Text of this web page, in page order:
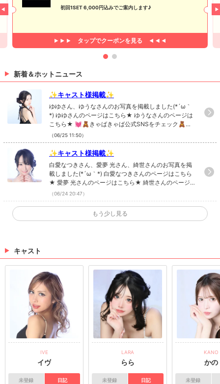
初回1SET 6,000円込みでご案内します♪
タップでクーポンを見る
新着＆ホットニュース
✨キャスト様掲載✨
ゆゆさん、ゆうなさんのお写真を掲載しました(*´ω｀
*) ゆゆさんのページはこちら★ ゆうなさんのページは
こちら★ 💓🧸きゃばきゃば公式SNSをチェック🧸💓
・TikTok ・Instagram ・Twitter ・YouTube
（06/25 11:50）
✨キャスト様掲載✨
白愛なつきさん、愛夢 光さん、綺世さんのお写真を掲
載しました(*´ω｀*) 白愛なつきさんのページはこちら
★ 愛夢 光さんのページはこちら★ 綺世さんのページ
はこちら★ 💓🧸きゃばきゃば公式SNSをチェック🧸
💓 ・TikTok ・Instagram ・Twitter ・YouTube
（06/24 20:47）
✨キャスト様掲載✨
イヴさん・かれんさん・なつみさん・ゆいなさんのお
ポジティブ大事っ！！🫶 #dearest #静岡 #キ
ャバ嬢 #恋愛 #atm
ポジティブ大事っ！！🫶 #dearest #静岡 #キャバ嬢 #
恋愛 #atm TikTokで記事を開くDEARESTのTikTokのフ
ォローといいね！もお願いします❤
（05/14 05:00）
> ホットニュース一覧を見る
もう少し見る
キャスト
IVE
イヴ
未登録 日記
LARA
らら
未登録 日記
KANO
かの
未登録